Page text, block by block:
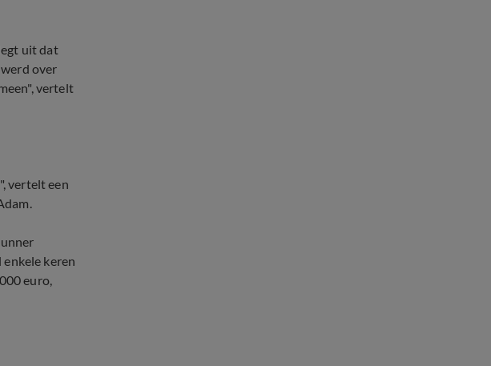
uit dat
over
vertelt
vertelt een
keren
euro,